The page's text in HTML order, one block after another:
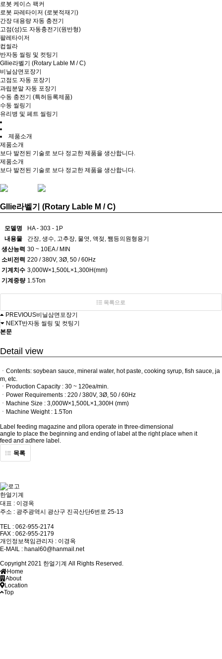
로봇 케이스 팩커
로봇 파레타이저 (로봇적재기)
간장 대용량 자동 충전기
고점(성)도 자동충전기(원반형)
팔레타이저
컵씰라
반자동 씰링 및 컷팅기
Gllie라벨기 (Rotary Lable M / C)
비닐삼면포장기
고점도 자동 포장기
과립분말 자동 포장기
수동 충전기 (특허등록제품)
수동 씰링기
유리병 및 페트 씰링기
제품소개
제품소개
보다 발전된 기술로 보다 정교한 제품을 생산합니다.
제품소개
보다 발전된 기술로 보다 정교한 제품을 생산합니다.
Gllie라벨기 (Rotary Lable M / C)
모델명
HA - 303 - 1P
내용물
간장, 생수, 고추장, 물엿, 액젖, 쨈등의원형용기
생산능력 30 ~ 10EA / MIN
소비전력 220 / 380V, 3Ø, 50 / 60Hz
기계치수 3,000W×1,500L×1,300H(mm)
기계중량 1.5Ton
목록으로
PREVIOUS비닐삼면포장기
NEXT반자동 씰링 및 컷팅기
본문
Detail view
ㆍContents: soybean sauce, mineral water, hot paste, cooking syrup, fish sauce, ja
m, etc.
ㆍProduction Capacity : 30 ~ 120ea/min.
ㆍPower Requirements : 220 / 380V, 3Ø, 50 / 60Hz
ㆍMachine Size : 3,000W×1,500L×1,300H (mm)
ㆍMachine Weight : 1.5Ton
Label feeding magazine and pllora operate in three-dimensional
angle to place the beginning and ending of label at the right place when it
feed and adhere label.
목록
한얼기계
대표 : 이경옥
주소 : 광주광역시 광산구 진곡산단6번로 25-13
TEL : 062-955-2174
FAX : 062-955-2179
개인정보책임관리자 : 이경옥
E-MAIL : hanal60@hanmail.net
Copyright 2021 한얼기계 All Rights Reserved.
Home
About
Location
Top